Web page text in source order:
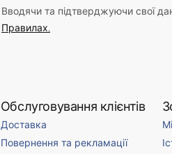
Вводячи та підтверджуючи свої
Правилах.
Обслуговування клієнтів
Доставка
Повернення та рекламації